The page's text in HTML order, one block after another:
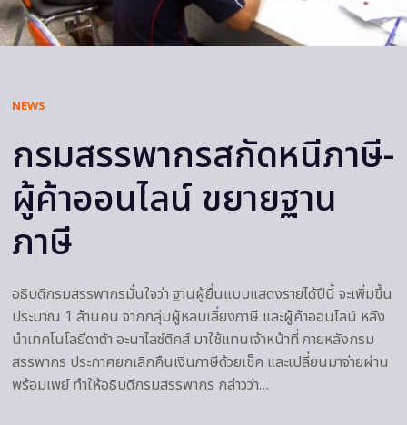
NEWS
กรมสรรพากรสกัดหนีภาษี-
ผู้ค้าออนไลน์ ขยายฐาน
ภาษี
อธิบดีกรมสรรพากรมั่นใจว่า ฐานผู้ยื่นแบบแสดงรายได้ปีนี้ จะเพิ่มขึ้น
ประมาณ 1 ล้านคน จากกลุ่มผู้หลบเลี่ยงภาษี และผู้ค้าออนไลน์ หลัง
นำเทคโนโลยีดาต้า อะนาไลซ์ติคส์ มาใช้แทนเจ้าหน้าที่ ภายหลังกรม
สรรพากร ประกาศยกเลิกคืนเงินภาษีด้วยเช็ค และเปลี่ยนมาจ่ายผ่าน
พร้อมเพย์ ทำให้อธิบดีกรมสรรพากร กล่าวว่า…